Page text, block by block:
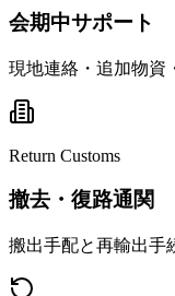
会期中サポート
現地連絡・追加物資
Return Customs
撤去・復路通関
搬出手配と再輸出手